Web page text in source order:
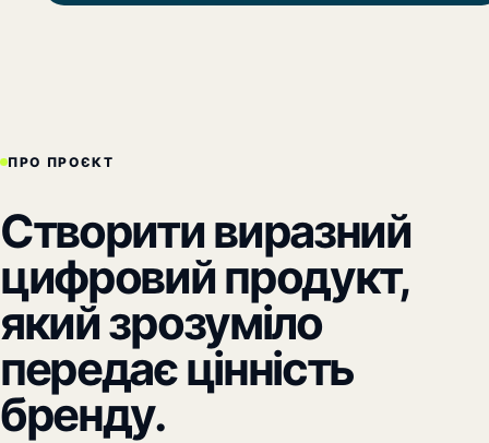
ПРО ПРОЄКТ
Створити виразний
цифровий продукт,
який зрозуміло
передає цінність
бренду.